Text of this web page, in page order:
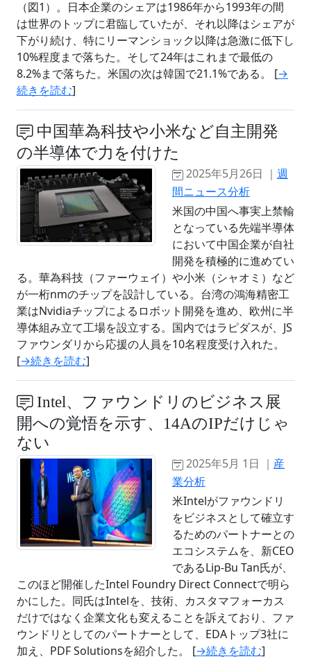
（図1）。日本企業のシェアは1986年から1993年の間
は世界のトップに君臨していたが、それ以降はシェアが
下がり続け、特にリーマンショック以降は急激に低下し
10%程度まで落ちた。そして24年はこれまで最低の
8.2%まで落ちた。米国の次は韓国で21.1%である。 [→
続きを読む]
中国華為科技や小米など自主開発
の半導体で力を付けた
2025年5月26日 ｜ 週
間ニュース分析
米国の中国へ事実上禁輸
となっている先端半導体
において中国企業が自社
開発を積極的に進めてい
る。華為科技（ファーウェイ）や小米（シャオミ）など
が一桁nmのチップを設計している。台湾の鴻海精密工
業はNvidiaチップによるロボット開発を進め、欧州に半
導体組み立て工場を設立する。国内ではラピダスが、JS
ファウンダリから応援の人員を10名程度受け入れた。
[→続きを読む]
Intel、ファウンドリのビジネス展
開への覚悟を示す、14AのIPだけじゃ
ない
2025年5月 1日 ｜ 産
業分析
米Intelがファウンドリ
をビジネスとして確立す
るためのパートナーとの
エコシステムを、新CEO
であるLip-Bu Tan氏が、
このほど開催したIntel Foundry Direct Connectで明ら
かにした。同氏はIntelを、技術、カスタマフォーカス
だけではなく企業文化も変えることを訴えており、ファ
ウンドリとしてのパートナーとして、EDAトップ3社に
加え、PDF Solutionsを紹介した。 [→続きを読む]